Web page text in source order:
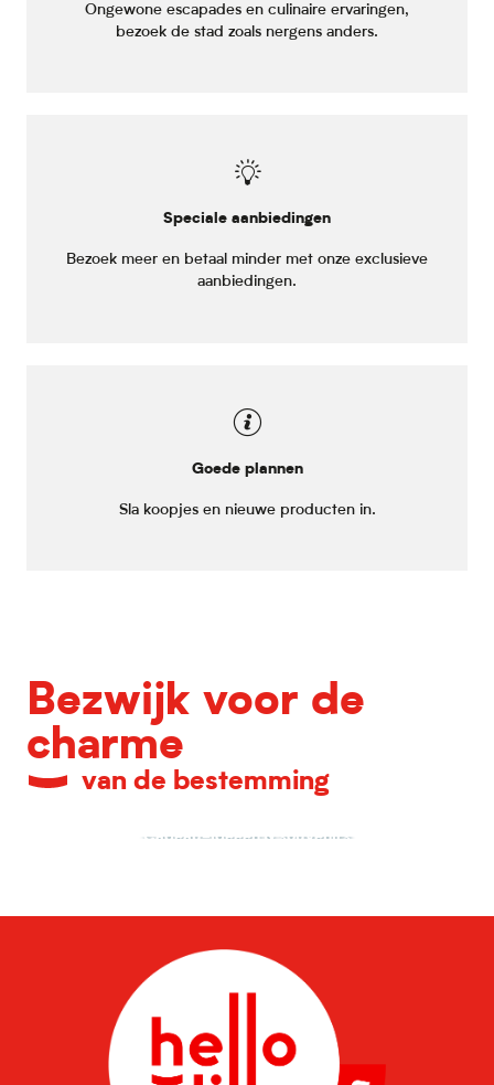
Ongewone escapades en culinaire ervaringen,
bezoek de stad zoals nergens anders.
Speciale aanbiedingen
Bezoek meer en betaal minder met onze exclusieve
aanbiedingen.
Goede plannen
Sla koopjes en nieuwe producten in.
Bezwijk voor de
charme
van de bestemming
Cadeau-ideeën & souvenirs